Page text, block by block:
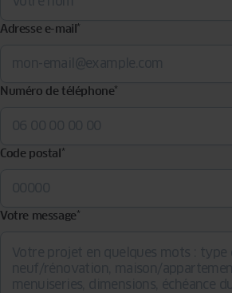
Adresse e-mail*
Numéro de téléphone*
Code postal*
Votre message*